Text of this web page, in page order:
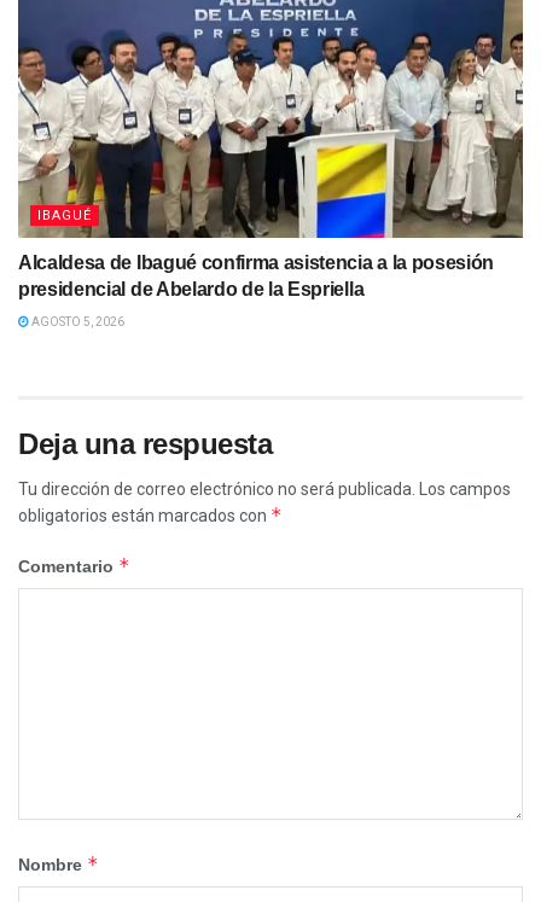
IBAGUÉ
Alcaldesa de Ibagué confirma asistencia a la posesión
presidencial de Abelardo de la Espriella
AGOSTO 5, 2026
Deja una respuesta
Tu dirección de correo electrónico no será publicada.
Los campos
obligatorios están marcados con *
Comentario *
Nombre *